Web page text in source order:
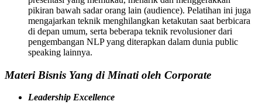
pikiran bawah sadar orang lain (audience). Pelatihan ini juga
mengajarkan teknik menghilangkan ketakutan saat berbicara
di depan umum, serta beberapa teknik revolusioner dari
pengembangan NLP yang diterapkan dalam dunia public
speaking lainnya.
Materi Bisnis Yang di Minati oleh Corporate
Leadership Excellence